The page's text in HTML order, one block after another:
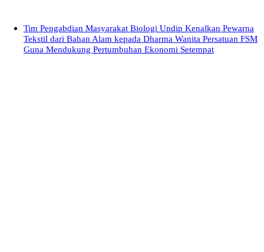
Tim Pengabdian Masyarakat Biologi Undip Kenalkan Pewarna
Tekstil dari Bahan Alam kepada Dharma Wanita Persatuan FSM
Guna Mendukung Pertumbuhan Ekonomi Setempat